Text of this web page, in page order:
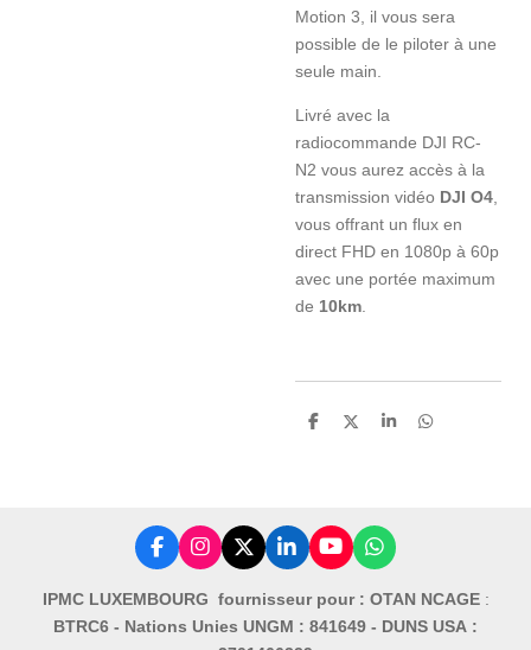
Motion 3, il vous sera
possible de le piloter à une
seule main.
Livré avec la
radiocommande DJI RC-
N2 vous aurez accès à la
transmission vidéo DJI O4
vous offrant un flux en
direct FHD en 1080p à 60p
avec une portée maximum
de 10km
P
e
P
r
P
e
P
F
a
c
b
I
n
s
a
X
L
i
n
e
Y
o
u
u
W
h
a
s
IPMC LUXEMBOURG fournisseur pour : OTAN NCAGE :
BTRC6 - Nations Unies UNGM : 841649 - DUNS USA :